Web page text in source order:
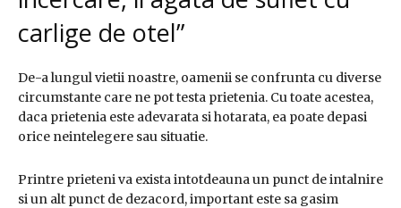
carlige de otel”
De-a lungul vietii noastre, oamenii se confrunta cu diverse
circumstante care ne pot testa prietenia. Cu toate acestea,
daca prietenia este adevarata si hotarata, ea poate depasi
orice neintelegere sau situatie.
Printre prieteni va exista intotdeauna un punct de intalnire
si un alt punct de dezacord, important este sa gasim